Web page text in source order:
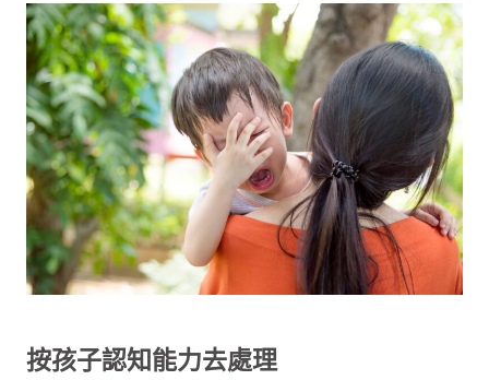
按孩子認知能力去處理